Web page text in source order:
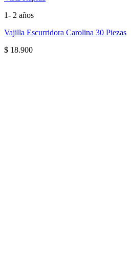
1- 2 años
Vajilla Escurridora Carolina 30 Piezas
$ 18.900